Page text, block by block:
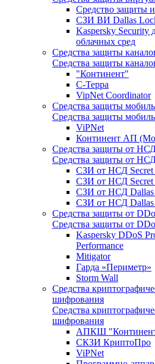
Средство защиты
СЗИ ВИ Dallas
Kaspersky Security
облачных сред
Средства защиты
Средства защиты
"Континент"
С-Терра
VipNet Coordinator
Средства защиты
Средства защиты
ViPNet
Континент АП
Средства защиты от
Средства защиты от
СЗИ от НСД Secret
СЗИ от НСД Secret
СЗИ от НСД Dallas
СЗИ от НСД
Средства защиты от
Средства защиты от
Kaspersky DDoS
Performance
Mitigator
Гарда «Периметр»
Storm Wall
Средства
шифрования
Средства
шифрования
АПКШ
СКЗИ КриптоПро
ViPNet